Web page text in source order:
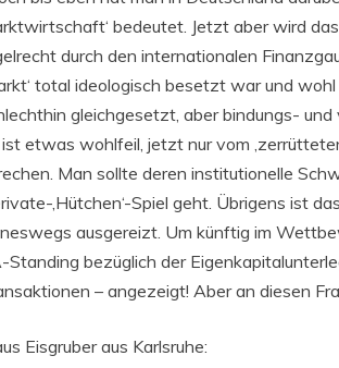
bedeutet. Jetzt aber wird
durch den internationalen
total ideologisch besetzt war und
gleichgesetzt, aber bindungs-
ist etwas wohlfeil, jetzt nur vom
Man sollte deren institutionelle
‚Hütchen‘-Spiel geht. Übrigens ist
ausgereizt. Um künftig im
Standing bezüglich der
– angezeigt! Aber an diesen
Eisgruber aus Karlsruhe: